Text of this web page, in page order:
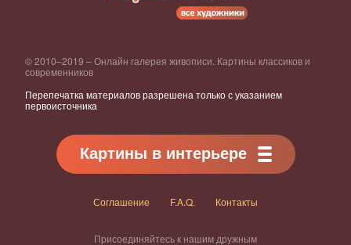
© 2010–2019 – Онлайн галерея живописи. Картины классиков и
современников
Перепечатка материалов разрешена только с указанием
первоисточника
Картины в интерьере
Соглашение F.A.Q. Контакты
Присоединяйтесь к нашим дружным